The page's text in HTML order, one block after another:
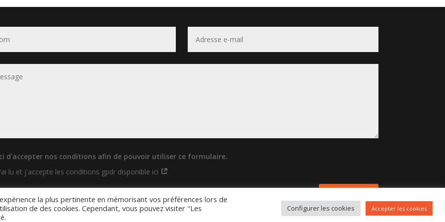
d'accepter nos conditions afin de pouvoir utiliser ce formulaire.
lu et j'accepte les conditions gpdr disponible ici
la plus pertinente en mémorisant vos préférences lors de
de des cookies. Cependant, vous pouvez visiter "Les
Configurer les cookies Accepter les cookies